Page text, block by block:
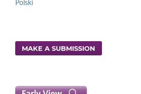
Polski
MAKE A SUBMISSION